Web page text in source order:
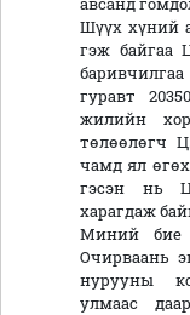
авсанд
Шүүх хүний
гэж байгаа
гуравт
жилийн
төлөөлөгч
чамд ял
гэсэн нь
харагдаж
Миний бие
Очирваань
нурууны
улмаас